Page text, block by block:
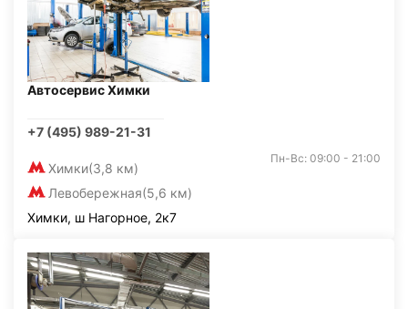
Автосервис Химки
+7 (495) 989-21-31
Химки(3,8 км)
Левобережная(5,6 км)
Пн-Вс: 09:00 - 21:00
Химки, ш Нагорное, 2к7